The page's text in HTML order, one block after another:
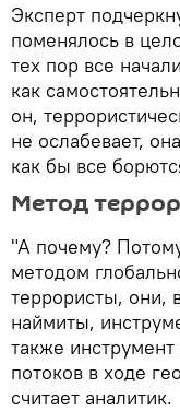
Эксперт
поменялось в
тех пор все
как
он,
не ослабевает,
как бы все
Метод
"А почему?
методом
террористы, они,
наймиты,
также
потоков в ходе
считает аналитик.